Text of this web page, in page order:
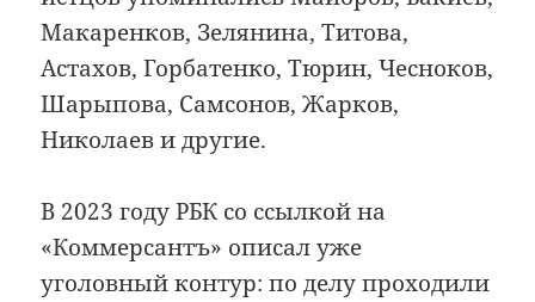
Макаренков, Зелянина, Титова,
Астахов, Горбатенко, Тюрин, Чесноков,
Шарыпова, Самсонов, Жарков,
Николаев и другие.
В 2023 году РБК со ссылкой на
«Коммерсантъ» описал уже
уголовный контур: по делу проходили